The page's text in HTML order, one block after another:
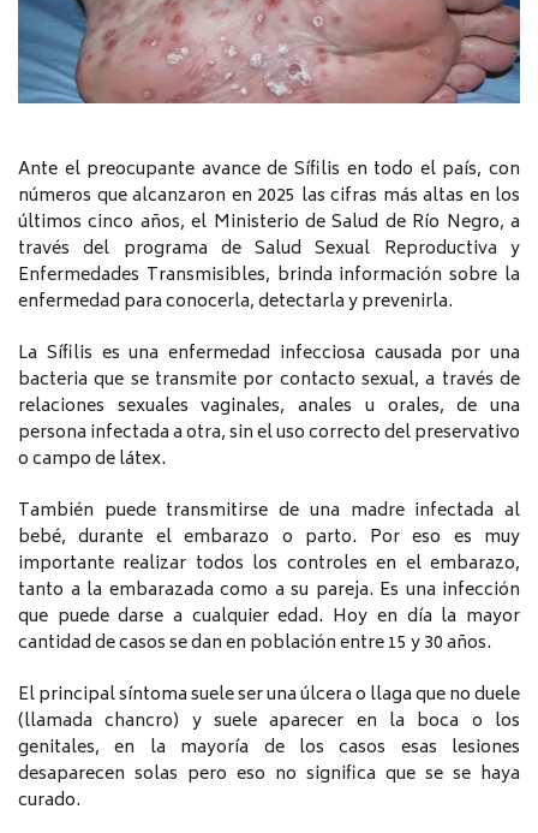
Ante el preocupante avance de Sífilis en todo el país, con
números que alcanzaron en 2025 las cifras más altas en los
últimos cinco años, el Ministerio de Salud de Río Negro, a
través del programa de Salud Sexual Reproductiva y
Enfermedades Transmisibles, brinda información sobre la
enfermedad para conocerla, detectarla y prevenirla.
La Sífilis es una enfermedad infecciosa causada por una
bacteria que se transmite por contacto sexual, a través de
relaciones sexuales vaginales, anales u orales, de una
persona infectada a otra, sin el uso correcto del preservativo
o campo de látex.
También puede transmitirse de una madre infectada al
bebé, durante el embarazo o parto. Por eso es muy
importante realizar todos los controles en el embarazo,
tanto a la embarazada como a su pareja. Es una infección
que puede darse a cualquier edad. Hoy en día la mayor
cantidad de casos se dan en población entre 15 y 30 años.
El principal síntoma suele ser una úlcera o llaga que no duele
(llamada chancro) y suele aparecer en la boca o los
genitales, en la mayoría de los casos esas lesiones
desaparecen solas pero eso no significa que se se haya
curado.